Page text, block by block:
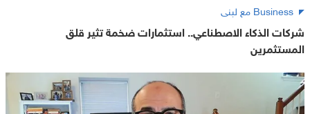
Business مع لبنى
شركات الذكاء الاصطناعي.. استثمارات ضخمة تثير قلق
المستثمرين